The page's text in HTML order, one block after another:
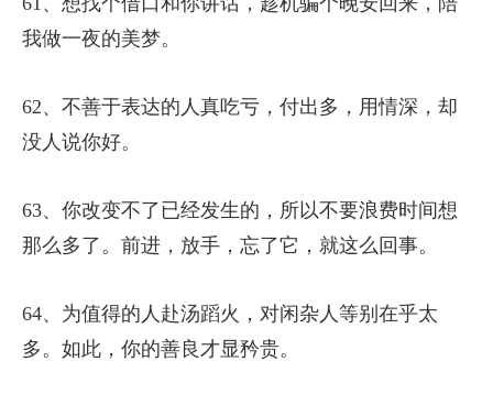
我做一夜的美梦。
62、不善于表达的人真吃亏，付出多，用情深，却
没人说你好。
63、你改变不了已经发生的，所以不要浪费时间想
那么多了。前进，放手，忘了它，就这么回事。
64、为值得的人赴汤蹈火，对闲杂人等别在乎太
多。如此，你的善良才显矜贵。